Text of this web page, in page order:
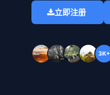
立即注册
3K+